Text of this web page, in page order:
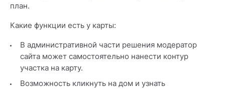
план.
Какие функции есть у карты:
В административной части решения модератор
сайта может самостоятельно нанести контур
участка на карту.
Возможность кликнуть на дом и узнать